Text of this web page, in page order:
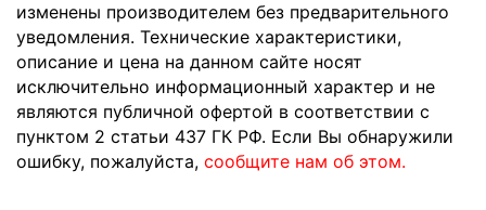
изменены производителем без предварительного
уведомления. Технические характеристики,
описание и цена на данном сайте носят
исключительно информационный характер и не
являются публичной офертой в соответствии с
пунктом 2 статьи 437 ГК РФ. Если Вы обнаружили
ошибку, пожалуйста, сообщите нам об этом.